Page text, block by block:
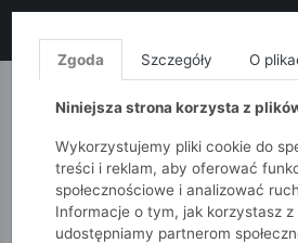
MONNARI QUIOSQUE
Zgoda Szczegóły O
Niniejsza strona korzysta z
Wykorzystujemy pliki cookie do
treści i reklam, aby oferować
społecznościowe i analizować
Informacje o tym, jak korzystasz
udostępniamy partnerom